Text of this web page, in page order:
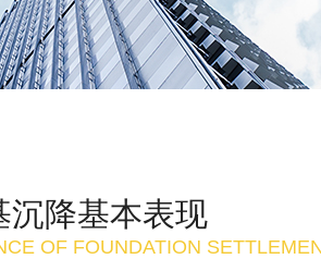
沉降基本表现
OF FOUNDATION